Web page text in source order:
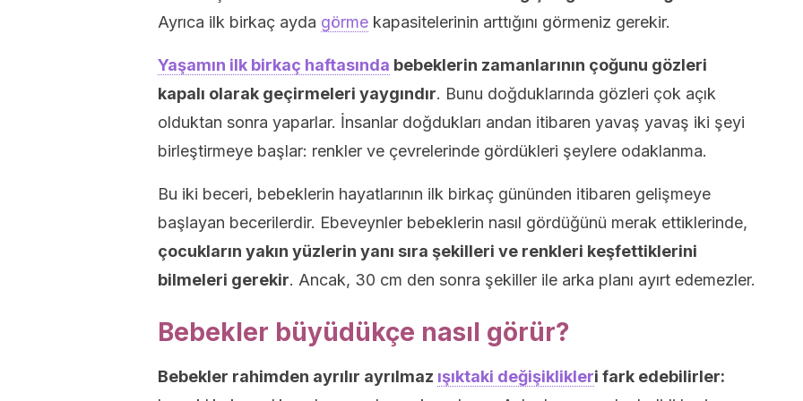
Ayrıca ilk birkaç ayda görme kapasitelerinin arttığını görmeniz gerekir.
Yaşamın ilk birkaç haftasında bebeklerin zamanlarının çoğunu gözleri
kapalı olarak geçirmeleri yaygındır. Bunu doğduklarında gözleri çok açık
olduktan sonra yaparlar. İnsanlar doğdukları andan itibaren yavaş yavaş iki şeyi
birleştirmeye başlar: renkler ve çevrelerinde gördükleri şeylere odaklanma.
Bu iki beceri, bebeklerin hayatlarının ilk birkaç gününden itibaren gelişmeye
başlayan becerilerdir. Ebeveynler bebeklerin nasıl gördüğünü merak ettiklerinde,
çocukların yakın yüzlerin yanı sıra şekilleri ve renkleri keşfettiklerini
bilmeleri gerekir. Ancak, 30 cm den sonra şekiller ile arka planı ayırt edemezler.
Bebekler büyüdükçe nasıl görür?
Bebekler rahimden ayrılır ayrılmaz ışıktaki değişiklikleri fark edebilirler: